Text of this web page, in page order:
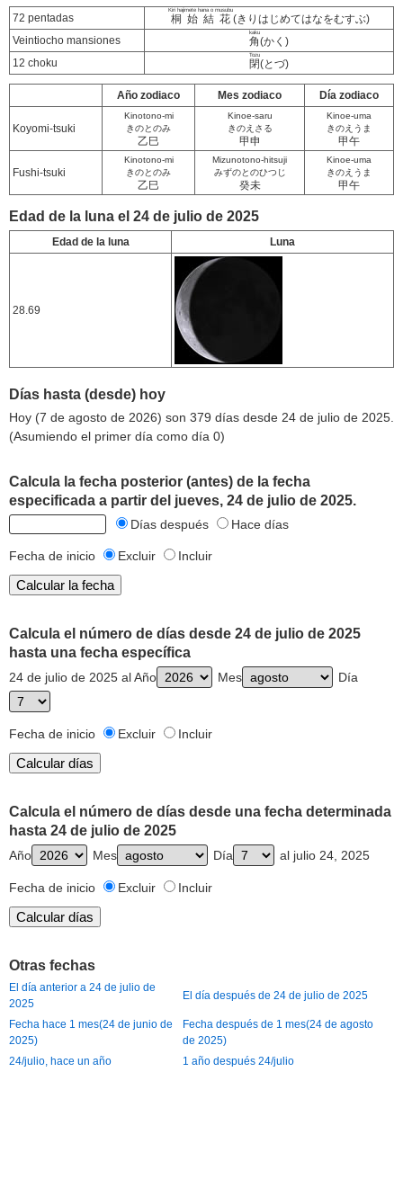
72 pentadas 桐始結花
Kiri hajimete hana o musubu
(きりはじめてはなをむすぶ)
Veintiocho mansiones
角
kaku
(かく)
12 choku
閉
Tozu
(とづ)
Año zodiaco Mes zodiaco Día zodiaco
Koyomi-tsuki
Kinotono-mi
きのとのみ
乙巳
Kinoe-saru
きのえさる
甲申
Kinoe-uma
きのえうま
甲午
Fushi-tsuki
Kinotono-mi
きのとのみ
乙巳
Mizunotono-hitsuji
みずのとのひつじ
癸未
Kinoe-uma
きのえうま
甲午
Edad de la luna el 24 de julio de 2025
Edad de la luna Luna
28.69
Días hasta (desde) hoy
Hoy (7 de agosto de 2026) son 379 días desde 24 de julio de 2025.
(Asumiendo el primer día como día 0)
Calcula la fecha posterior (antes) de la fecha
especificada a partir del jueves, 24 de julio de 2025.
Días después Hace días
Fecha de inicio Excluir Incluir
Calcula el número de días desde 24 de julio de 2025
hasta una fecha específica
24 de julio de 2025 al Año Mes Día
Fecha de inicio Excluir Incluir
Calcula el número de días desde una fecha determinada
hasta 24 de julio de 2025
Año Mes Día al julio 24, 2025
Fecha de inicio Excluir Incluir
Otras fechas
El día anterior a 24 de julio de
2025
El día después de 24 de julio de 2025
Fecha hace 1 mes(24 de junio de
2025)
Fecha después de 1 mes(24 de agosto
de 2025)
24/julio, hace un año
1 año después 24/julio